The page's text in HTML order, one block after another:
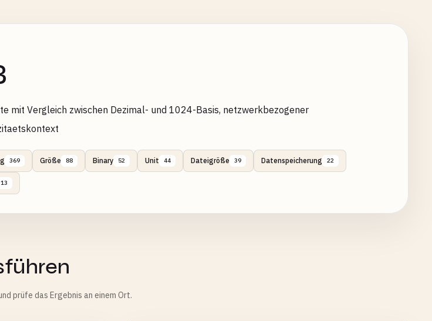
mit Vergleich zwischen Dezimal- und 1024-Basis, netzwerkbezogener
369 Größe 88 Binary 52 Unit 44 Dateigröße 39 Datenspeicherung 22
13
prüfe das Ergebnis an einem Ort.